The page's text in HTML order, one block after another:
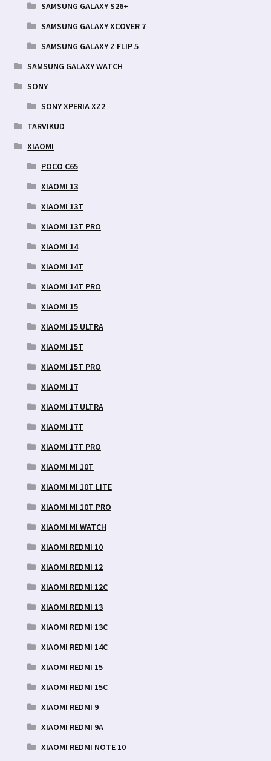
SAMSUNG GALAXY S26+
SAMSUNG GALAXY XCOVER 7
SAMSUNG GALAXY Z FLIP 5
SAMSUNG GALAXY WATCH
SONY
SONY XPERIA XZ2
TARVIKUD
XIAOMI
POCO C65
XIAOMI 13
XIAOMI 13T
XIAOMI 13T PRO
XIAOMI 14
XIAOMI 14T
XIAOMI 14T PRO
XIAOMI 15
XIAOMI 15 ULTRA
XIAOMI 15T
XIAOMI 15T PRO
XIAOMI 17
XIAOMI 17 ULTRA
XIAOMI 17T
XIAOMI 17T PRO
XIAOMI MI 10T
XIAOMI MI 10T LITE
XIAOMI MI 10T PRO
XIAOMI MI WATCH
XIAOMI REDMI 10
XIAOMI REDMI 12
XIAOMI REDMI 12C
XIAOMI REDMI 13
XIAOMI REDMI 13C
XIAOMI REDMI 14C
XIAOMI REDMI 15
XIAOMI REDMI 15C
XIAOMI REDMI 9
XIAOMI REDMI 9A
XIAOMI REDMI NOTE 10